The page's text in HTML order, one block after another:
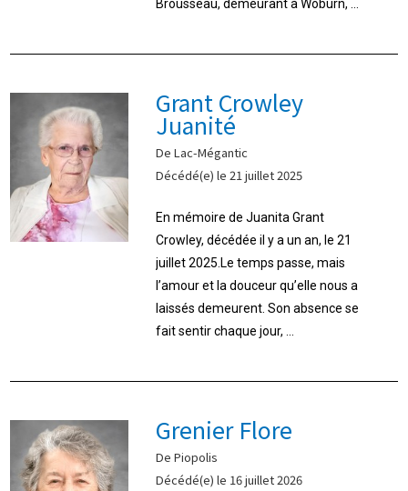
Brousseau, demeurant à Woburn, ...
Grant Crowley
Juanité
De Lac-Mégantic
Décédé(e) le 21 juillet 2025
En mémoire de Juanita Grant
Crowley, décédée il y a un an, le 21
juillet 2025.Le temps passe, mais
l’amour et la douceur qu’elle nous a
laissés demeurent. Son absence se
fait sentir chaque jour, ...
Grenier Flore
De Piopolis
Décédé(e) le 16 juillet 2026